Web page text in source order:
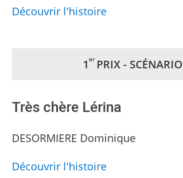
Découvrir l'histoire
1 er PRIX - SCÉNARIO
Très chère Lérina
DESORMIERE Dominique
Découvrir l'histoire